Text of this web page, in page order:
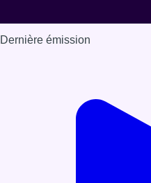
Dernière émission